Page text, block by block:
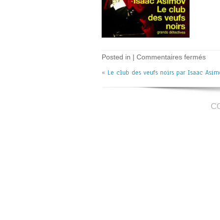
Posted in | Commentaires ferméssur
club
« Le club des veufs noirs par Isaac